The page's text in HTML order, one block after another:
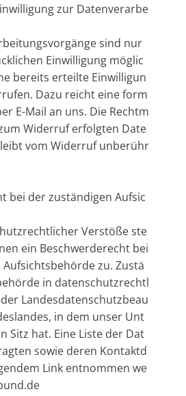
zur Datenverarbe
sind nur
Einwilligung möglic
bereits erteilte Einwilligun
Dazu reicht eine form
E-Mail an uns. Die Rechtm
Widerruf erfolgten Date
vom Widerruf unberühr
bei der zuständigen Aufsic
Verstöße ste
ein Beschwerderecht bei
zu. Zustä
in datenschutzrechtl
Landesdatenschutzbeau
in dem unser Unt
Sitz hat. Eine Liste der Dat
sowie deren Kontaktd
Link entnommen we